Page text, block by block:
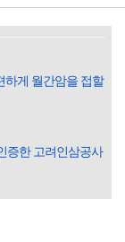
시냇물을 흐린다는
니다. 대부분의 사람
의 사람들이 모두 착
하게 월간암을 접할
증한 고려인삼공사